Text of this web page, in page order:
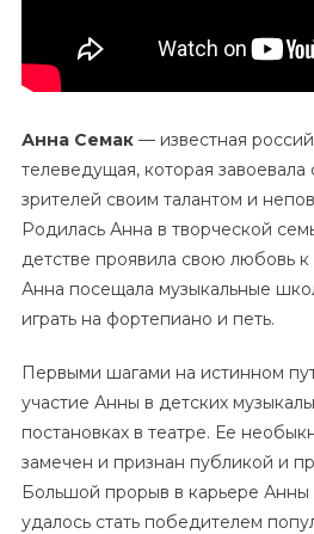
Анна Семак— известная
телеведущая, которая
зрителей своим талантом и
Родилась Анна в творческой
детстве проявила свою любовь к
Анна посещала музыкальные
играть на фортепиано и петь.
Первыми шагами на истинном
участие Анны в детских
постановках в театре. Ее
замечен и признан публикой и
Большой прорыв в карьере Анны
удалось стать победителем